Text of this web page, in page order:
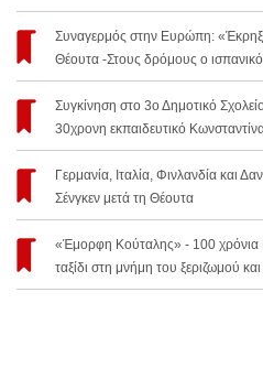
Συναγερμός στην Ευρώπη:
Θέουτα -Στους δρόμους ο
Συγκίνηση στο 3ο Δημοτικό
30χρονη εκπαιδευτικό
Γερμανία, Ιταλία, Φινλανδία και
Σένγκεν μετά τη Θέουτα
«Έμορφη Κούταλης» - 100
ταξίδι στη μνήμη του ξεριζωμού